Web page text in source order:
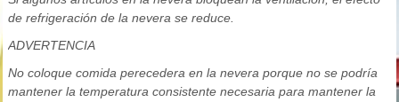
de refrigeración de la nevera se reduce.
ADVERTENCIA
No coloque comida perecedera en la nevera porque no se podría
mantener la temperatura consistente necesaria para mantener la